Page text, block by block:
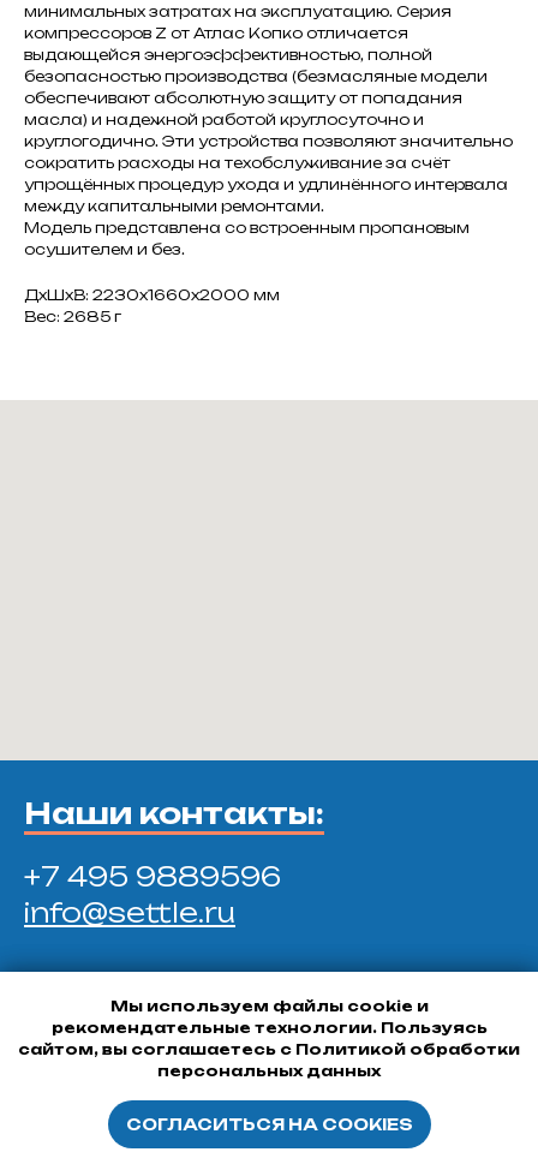
Мы используем файлы cookie и
рекомендательные технологии. Пользуясь
сайтом, вы соглашаетесь с Политикой обработки
персональных данных
СОГЛАСИТЬСЯ НА COOKIES
минимальных затратах на эксплуатацию. Серия
компрессоров Z от Атлас Копко отличается
выдающейся энергоэффективностью, полной
безопасностью производства (безмасляные модели
обеспечивают абсолютную защиту от попадания
масла) и надежной работой круглосуточно и
круглогодично. Эти устройства позволяют значительно
сократить расходы на техобслуживание за счёт
упрощённых процедур ухода и удлинённого интервала
между капитальными ремонтами.
Модель представлена со встроенным пропановым
осушителем и без.
ДxШxВ: 2230x1660x2000 мм
Вес: 2685 г
Наши контакты:
+7 495 9889596
info@settle.ru
ст. м Румянцево
Мы используем файлы cookie и
рекомендательные технологии. Пользуясь
сайтом, вы соглашаетесь с Политикой обработки
персональных данных
СОГЛАСИТЬСЯ НА COOKIES